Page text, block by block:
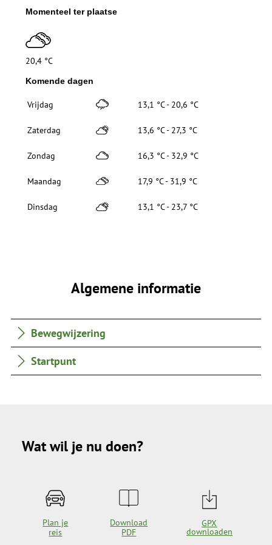
Momenteel ter plaatse
20,4 °C
Komende dagen
Vrijdag 13,1 °C - 20,6 °C
Zaterdag 13,6 °C - 27,3 °C
Zondag 16,3 °C - 32,9 °C
Maandag 17,9 °C - 31,9 °C
Dinsdag 13,1 °C - 23,7 °C
Algemene informatie
Bewegwijzering
Startpunt
Wat wil je nu doen?
Plan je
reis
Download
PDF
GPX
downloaden